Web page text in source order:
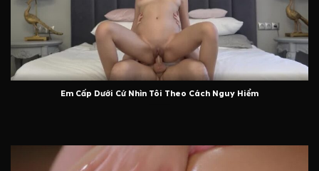
Em Cấp Dưới Cứ Nhìn Tôi Theo Cách Nguy Hiểm